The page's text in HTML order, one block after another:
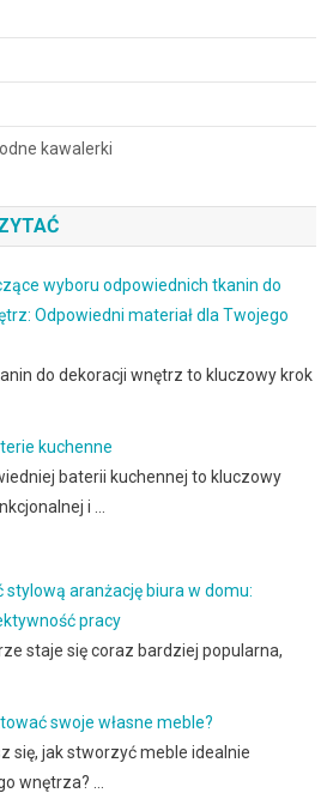
kawalerki
wyboru odpowiednich tkanin do
Odpowiedni materiał dla Twojego
do dekoracji wnętrz to kluczowy krok
kuchenne
baterii kuchennej to kluczowy
i …
aranżację biura w domu:
pracy
staje się coraz bardziej popularna,
swoje własne meble?
się, jak stworzyć meble idealnie
wnętrza? …